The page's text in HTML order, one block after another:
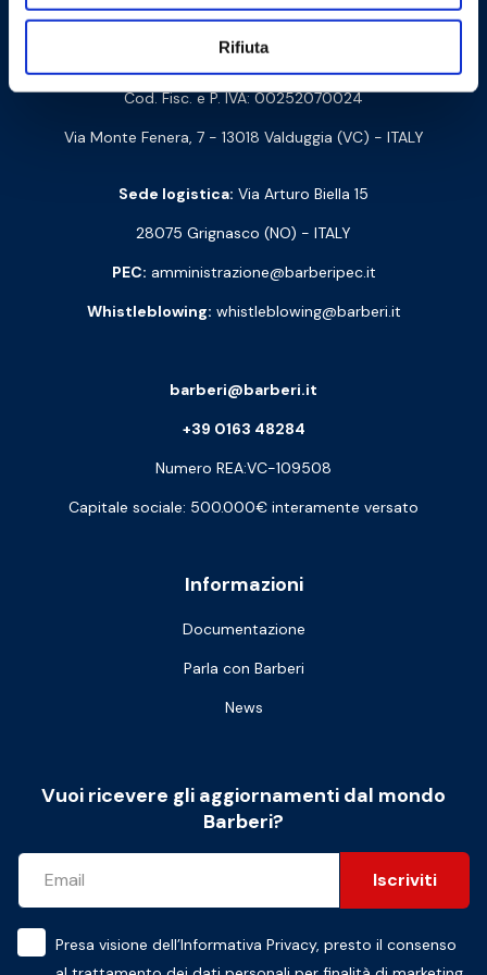
Rifiuta
Contattaci
Barberi Rubinetterie Industriali S.r.l. a socio unico
Cod. Fisc. e P. IVA: 00252070024
Via Monte Fenera, 7 - 13018 Valduggia (VC) - ITALY
Sede logistica: Via Arturo Biella 15
28075 Grignasco (NO) - ITALY
PEC: amministrazione@barberipec.it
Whistleblowing: whistleblowing@barberi.it
Informazioni
Documentazione
Parla con Barberi
News
barberi@barberi.it
+39 0163 48284
Numero REA:VC-109508
Capitale sociale: 500.000€ interamente versato
Vuoi ricevere gli aggiornamenti dal mondo
Barberi?
Iscriviti
Presa visione dell’Informativa Privacy, presto il consenso